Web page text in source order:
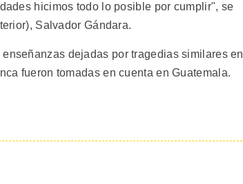
hicimos todo lo posible por cumplir", se
Salvador Gándara.
dejadas por tragedias similares en
fueron tomadas en cuenta en Guatemala.